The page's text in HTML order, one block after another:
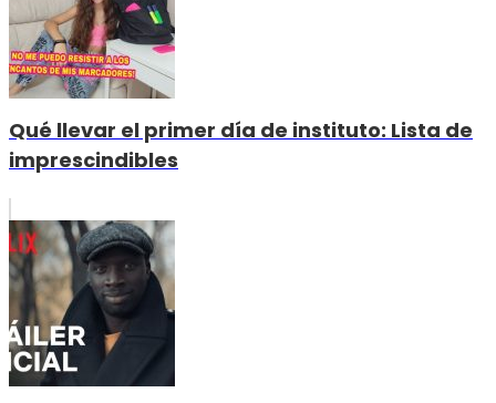
Qué llevar el primer día de instituto: Lista de
imprescindibles